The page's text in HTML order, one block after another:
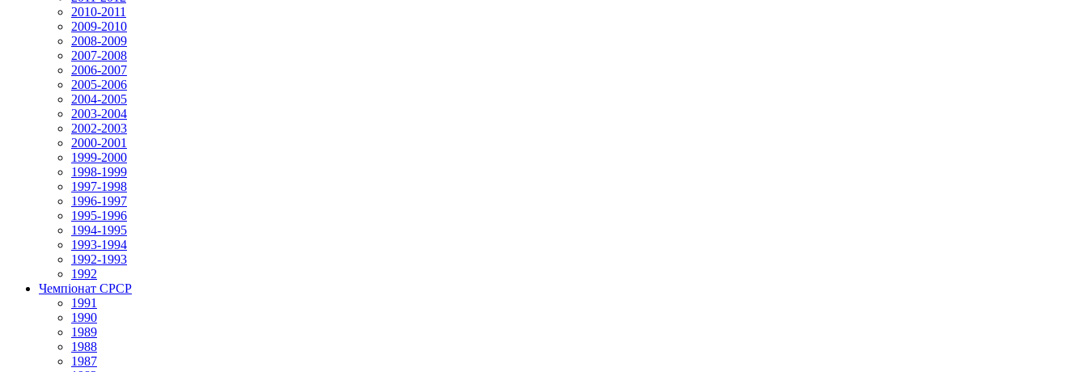
2010-2011
2009-2010
2008-2009
2007-2008
2006-2007
2005-2006
2004-2005
2003-2004
2002-2003
2000-2001
1999-2000
1998-1999
1997-1998
1996-1997
1995-1996
1994-1995
1993-1994
1992-1993
1992
Чемпіонат СРСР
1991
1990
1989
1988
1987